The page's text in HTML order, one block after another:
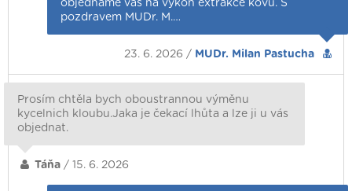
objednáme vás na výkon extrakce kovu. S
pozdravem MUDr. M.…
23. 6. 2026 / MUDr. Milan Pastucha
Prosím chtěla bych oboustrannou výměnu
kycelnich kloubu.Jaka je čekací lhůta a lze ji u vás
objednat.
Táňa / 15. 6. 2026